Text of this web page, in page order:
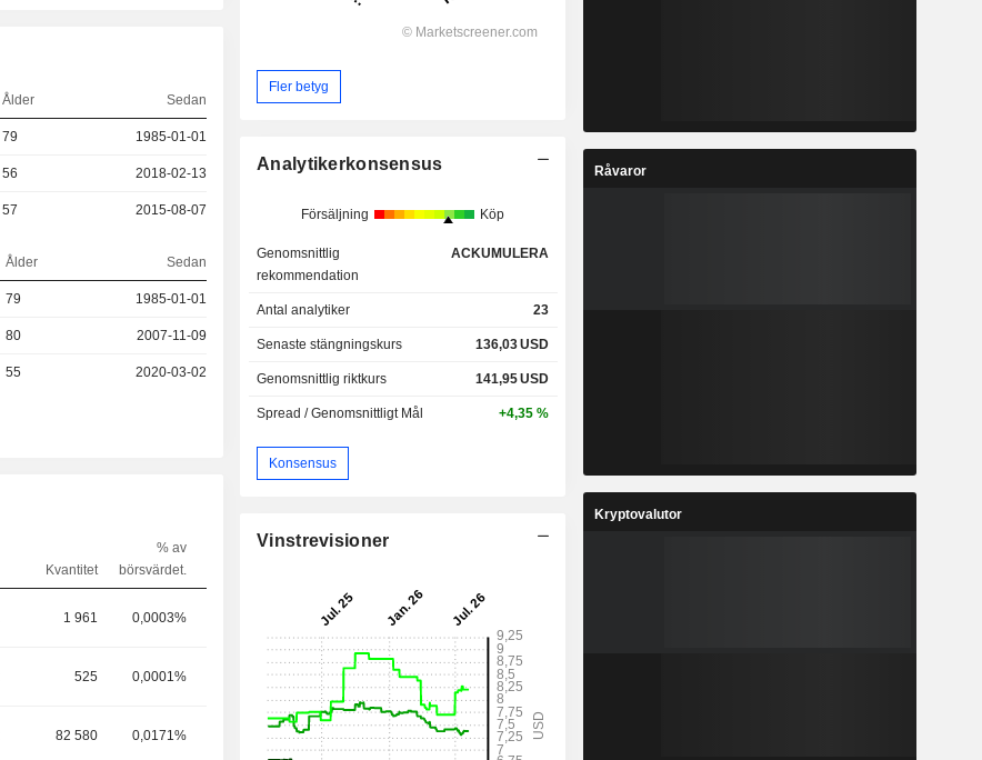
Ålder Sedan
79 1985-01-01
56 2018-02-13
57 2015-08-07
Ålder Sedan
79 1985-01-01
80 2007-11-09
55 2020-03-02
Kvantitet
% av
börsvärdet.
1 961 0,0003%
525 0,0001%
82 580 0,0171%
Fler betyg
Analytikerkonsensus
Försäljning Köp
Genomsnittlig
rekommendation
ACKUMULERA
Antal analytiker 23
Senaste stängningskurs 136,03USD
Genomsnittlig riktkurs 141,95USD
Spread / Genomsnittligt Mål +4,35 %
Konsensus
Vinstrevisioner
Råvaror
Kryptovalutor